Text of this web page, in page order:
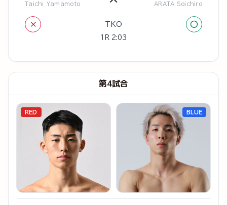
Taichi Yamamoto ARATA Soichiro
× TKO ○
1R 2:03
第4試合
RED BLUE